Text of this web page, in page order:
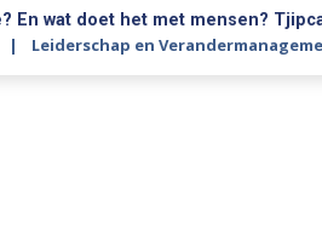
En wat doet het met mensen?
Leiderschap en